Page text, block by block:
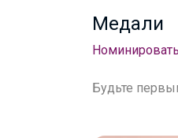
Медали
Будьте